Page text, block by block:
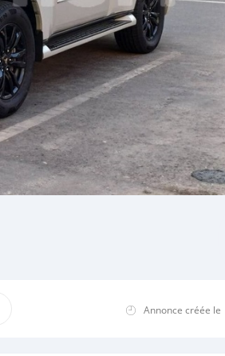
Annonce créée le